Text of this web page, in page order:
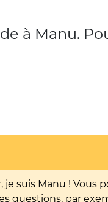
à Manu.
je suis Manu ! Vous
questions, par